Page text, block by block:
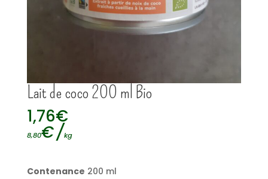
Lait de coco 200 ml Bio
1,76€
8,80€/kg
Contenance 200 ml